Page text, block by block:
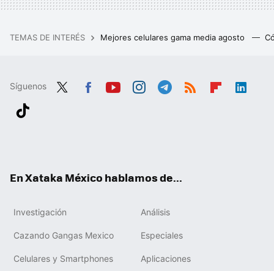
TEMAS DE INTERÉS Mejores celulares gama media agosto
Síguenos
En Xataka México hablamos de...
Investigación Análisis
Cazando Gangas Mexico Especiales
Celulares y Smartphones Aplicaciones